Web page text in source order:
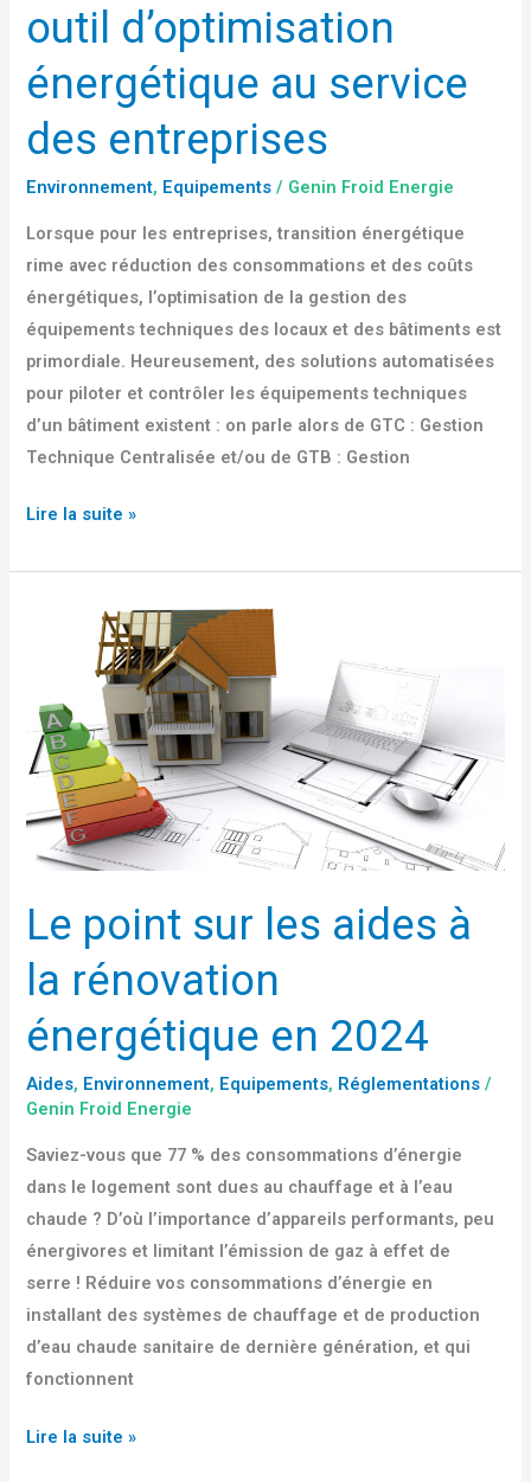
outil d’optimisation
énergétique au service
des entreprises
Environnement, Equipements / Genin Froid Energie
Lorsque pour les entreprises, transition énergétique
rime avec réduction des consommations et des coûts
énergétiques, l’optimisation de la gestion des
équipements techniques des locaux et des bâtiments est
primordiale. Heureusement, des solutions automatisées
pour piloter et contrôler les équipements techniques
d’un bâtiment existent : on parle alors de GTC : Gestion
Technique Centralisée et/ou de GTB : Gestion
Lire la suite »
Le point sur les aides à
la rénovation
énergétique en 2024
Aides, Environnement, Equipements, Réglementations /
Genin Froid Energie
Saviez-vous que 77 % des consommations d’énergie
dans le logement sont dues au chauffage et à l’eau
chaude ? D’où l’importance d’appareils performants, peu
énergivores et limitant l’émission de gaz à effet de
serre ! Réduire vos consommations d’énergie en
installant des systèmes de chauffage et de production
d’eau chaude sanitaire de dernière génération, et qui
fonctionnent
les
aides
à
rénovation
énergétique
2024
Lire la suite »